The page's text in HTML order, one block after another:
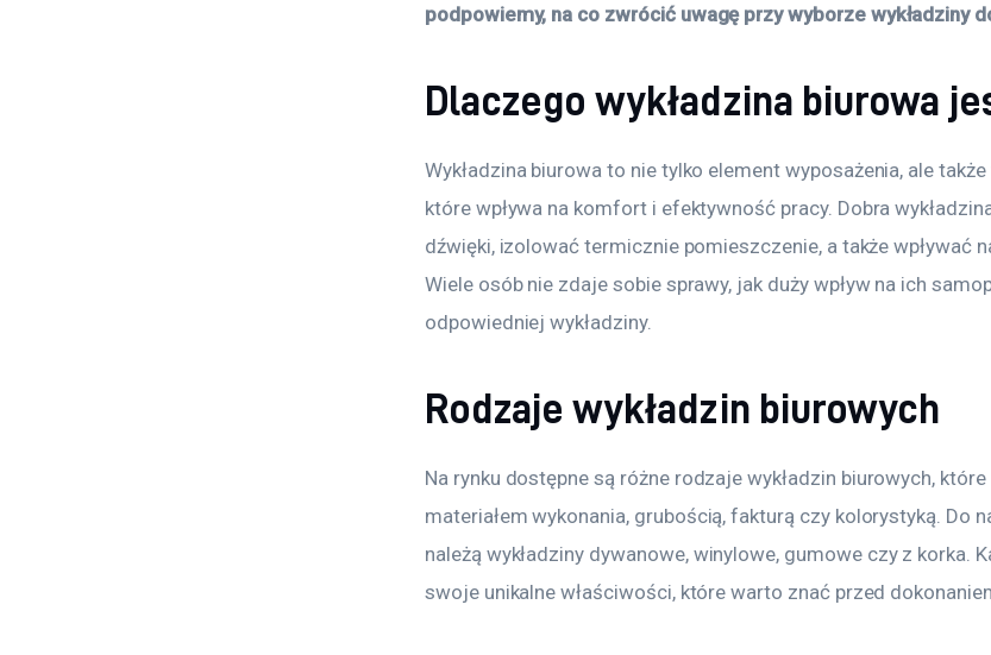
podpowiemy, na co zwrócić uwagę przy wyborze wykładziny
Dlaczego wykładzina biurowa
Wykładzina biurowa to nie tylko element wyposażenia, ale
które wpływa na komfort i efektywność pracy. Dobra
dźwięki, izolować termicznie pomieszczenie, a także wpływać
Wiele osób nie zdaje sobie sprawy, jak duży wpływ na ich
odpowiedniej wykładziny.
Rodzaje wykładzin biurowych
Na rynku dostępne są różne rodzaje wykładzin biurowych,
materiałem wykonania, grubością, fakturą czy kolorystyką. Do
należą wykładziny dywanowe, winylowe, gumowe czy z korka.
swoje unikalne właściwości, które warto znać przed